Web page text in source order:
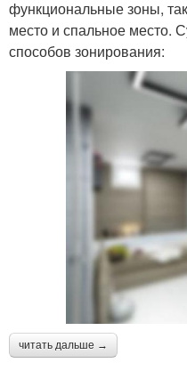
функциональные зоны,
место и спальное место.
способов зонирования:
читать дальше →